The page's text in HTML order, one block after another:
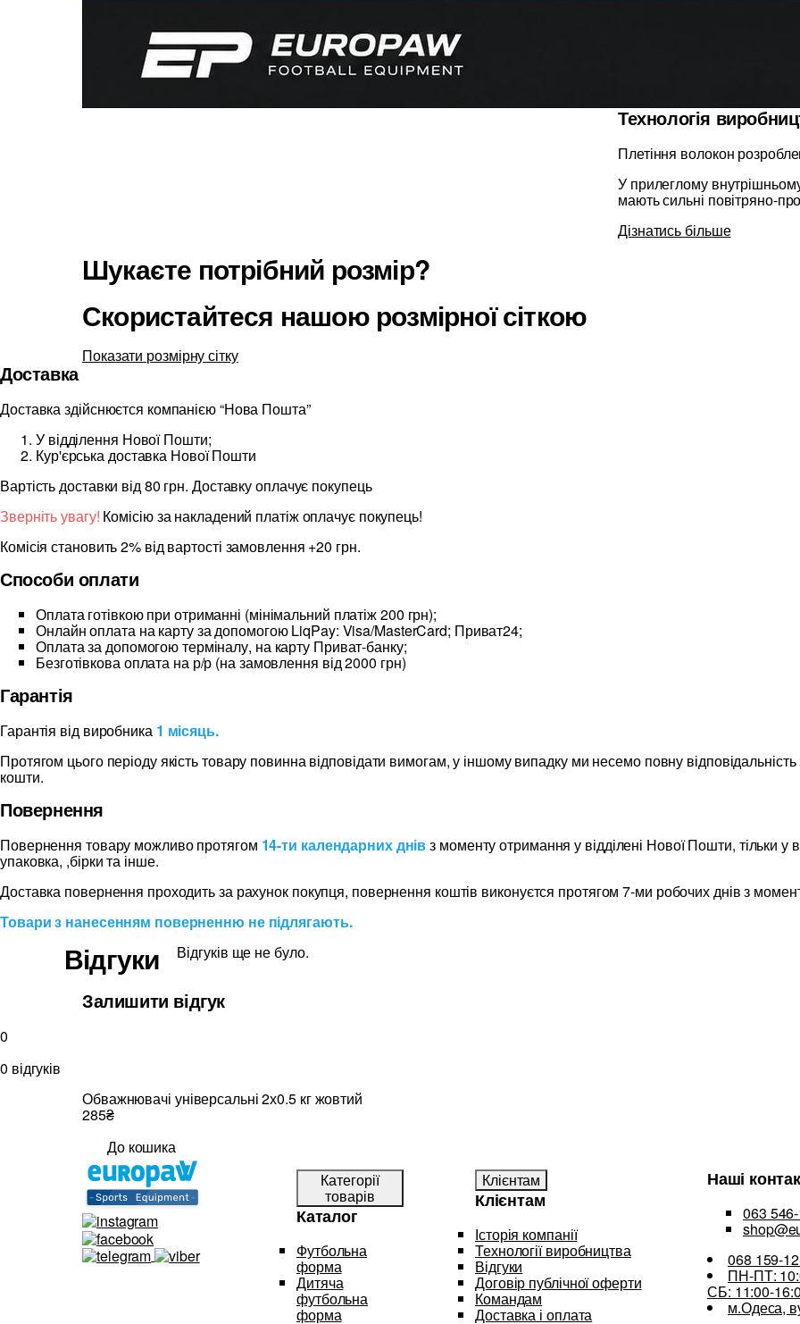
Технологія
Плетіння волокон
У прилеглому
мають сильні повітряно-
Дізнатись більше
Шукаєте потрібний розмір?
Скористайтеся нашою розмірної сіткою
Показати розмірну сітку
Доставка
Доставка здійснюєтся компанією “Нова Пошта”
У відділення Нової Пошти;
Кур'єрська доставка Нової Пошти
Вартість доставки від 80 грн. Доставку оплачує покупець
Зверніть увагу! Комісію за накладений платіж оплачує покупець!
Комісія становить 2% від вартості замовлення +20 грн.
Способи оплати
Оплата готівкою при отриманні (мінімальний платіж 200 грн);
Онлайн оплата на карту за допомогою LiqPay: Visa/MasterCard; Приват24;
Оплата за допомогою терміналу, на карту Приват-банку;
Безготівкова оплата на р/р (на замовлення від 2000 грн)
Гарантія
Гарантія від виробника 1 місяць.
Протягом цього періоду якість товару повинна відповідати вимогам, у іншому випадку ми несемо повну
кошти.
Повернення
Повернення товару можливо протягом 14-ти календарних днівз моменту отримання у відділені Нової Пошти, тільки у
упаковка, ,бірки та інше.
Доставка повернення проходить за рахунок покупця, повернення коштів виконуєтся протягом 7-ми робочих днів з
Товари з нанесенням поверненню не підлягають.
Відгуки Відгуків ще не було.
Залишити відгук
0
0 відгуків
Обважнювачі універсальні 2х0.5 кг жовтий
285₴
До кошика
Категорії
товарів
Каталог
Футбольна
форма
Дитяча
футбольна
форма
Клієнтам
Клієнтам
Історія компанії
Технології виробництва
Відгуки
Договір публічної оферти
Командам
Доставка і оплата
Наші
063
068 159-
ПН-ПТ:
СБ: 11:00-
м.Одеса,